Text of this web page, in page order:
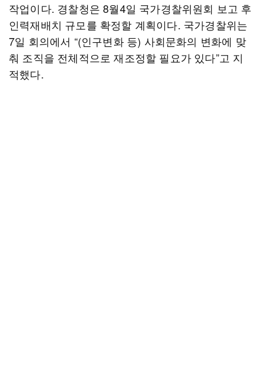
작업이다. 경찰청은 8월4일 국가경찰위원회 보고 후
인력재배치 규모를 확정할 계획이다. 국가경찰위는
7일 회의에서 “(인구변화 등) 사회문화의 변화에 맞
춰 조직을 전체적으로 재조정할 필요가 있다”고 지
적했다.